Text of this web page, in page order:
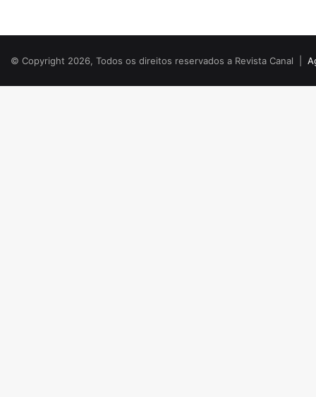
© Copyright 2026, Todos os direitos reservados a Revista Canal |